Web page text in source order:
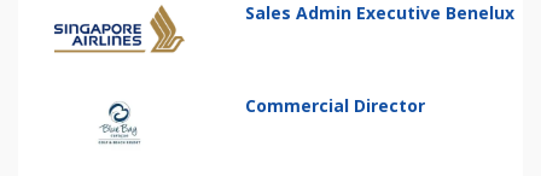
Sales Admin Executive Benelux
Commercial Director